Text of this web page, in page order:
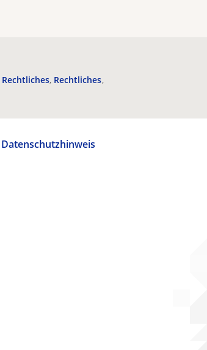
Rechtliches Rechtliches
Datenschutzhinweis